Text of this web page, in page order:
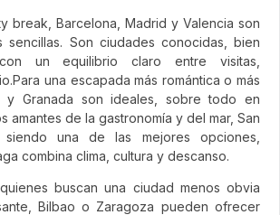
break, Barcelona, Madrid y Valencia son
sencillas. Son ciudades conocidas, bien
un equilibrio claro entre visitas,
una escapada más romántica o más
y Granada son ideales, sobre todo en
amantes de la gastronomía y del mar, San
siendo una de las mejores opciones,
combina clima, cultura y descanso.
buscan una ciudad menos obvia
Bilbao o Zaragoza pueden ofrecer